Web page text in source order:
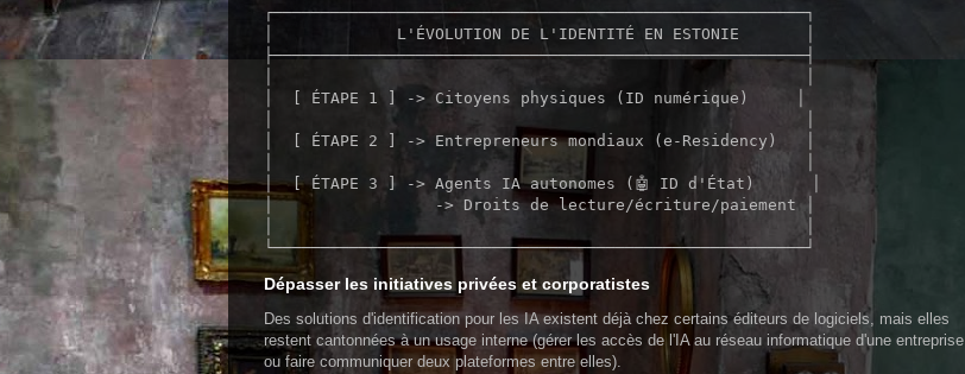
┌────────────────────────────────────────────────────────┐
│             L'ÉVOLUTION DE L'IDENTITÉ EN ESTONIE       │
├────────────────────────────────────────────────────────┤
│  [ ÉTAPE 1 ] -> Citoyens physiques (ID numérique)     │
│                                                        │
│  [ ÉTAPE 2 ] -> Entrepreneurs mondiaux (e-Residency)   │
│                                                        │
│  [ ÉTAPE 3 ] -> Agents IA autonomes (🤖 ID d'État)      │
│                 -> Droits de lecture/écriture/paiement │
│                                                        │
Dépasser les initiatives privées et corporatistes
Des solutions d'identification pour les IA existent déjà chez certains éditeurs de logiciels, mais elles
restent cantonnées à un usage interne (gérer les accès de l'IA au réseau informatique d'une entreprise
ou faire communiquer deux plateformes entre elles).